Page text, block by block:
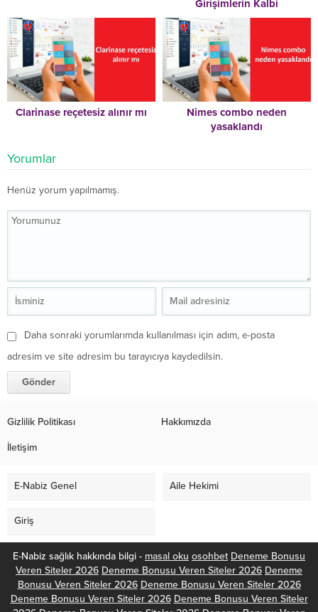
Girişimlerin Kalbi
Clarinase reçetesiz alınır mı
Nimes combo neden
yasaklandı
Yorumlar
Henüz yorum yapılmamış.
Daha sonraki yorumlarımda kullanılması için adım, e-posta
adresim ve site adresim bu tarayıcıya kaydedilsin.
Gizlilik Politikası Hakkımızda
İletişim
E-Nabiz Genel Aile Hekimi
Giriş
E-Nabiz sağlık hakkında bilgi - masal oku osohbet Deneme Bonusu
Veren Siteler 2026 Deneme Bonusu Veren Siteler 2026 Deneme
Bonusu Veren Siteler 2026 Deneme Bonusu Veren Siteler 2026
Deneme Bonusu Veren Siteler 2026 Deneme Bonusu Veren Siteler